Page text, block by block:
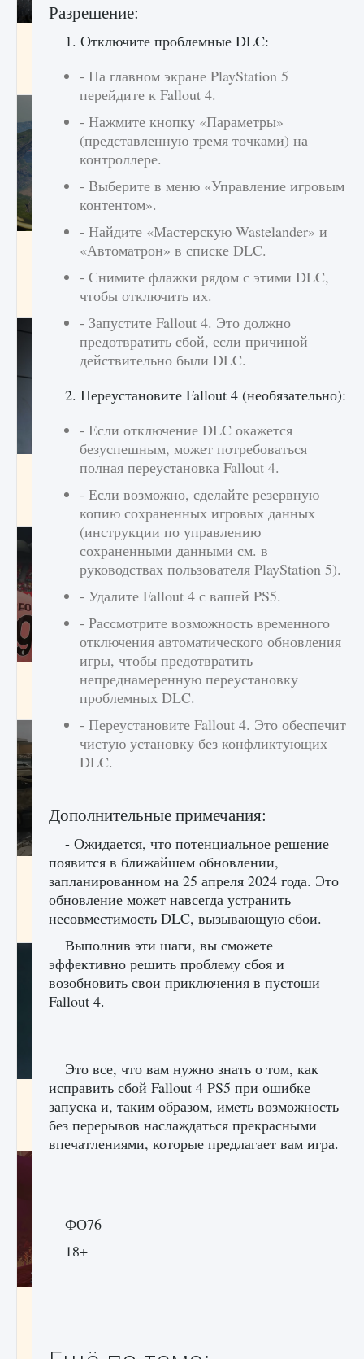
лицензии, лиги, команды и стадионы в EA
9 августа 2024 2 395 0 2
Как исправить ошибку Palworld EPalworld
«Идет сохранение мира — Невозможно
начать сохранение данных мира»
9 августа 2024 2 711
Все новые функции в режиме карьеры EA
9 августа 2024 2 096 0
Входят ли «Милан» и «Интер» в EA FC 25
9 августа 2024 2 064
Как исправить текстовую ошибку
пользовательского интерфейса Delta
Force Hawk Ops
9 августа 2024 1 945 0 0
Как проверить статус сервера Delta Force
Hawk Ops
9 августа 2024 1 286 0 0
Разрешение:
1. Отключите проблемные DLC:
- На главном экране PlayStation 5
перейдите к Fallout 4.
- Нажмите кнопку «Параметры»
(представленную тремя точками) на
контроллере.
- Выберите в меню «Управление игровым
контентом».
- Найдите «Мастерскую Wastelander» и
«Автоматрон» в списке DLC.
- Снимите флажки рядом с этими DLC,
чтобы отключить их.
- Запустите Fallout 4. Это должно
предотвратить сбой, если причиной
действительно были DLC.
2. Переустановите Fallout 4 (необязательно):
- Если отключение DLC окажется
безуспешным, может потребоваться
полная переустановка Fallout 4.
- Если возможно, сделайте резервную
копию сохраненных игровых данных
(инструкции по управлению
сохраненными данными см. в
руководствах пользователя PlayStation 5).
- Удалите Fallout 4 с вашей PS5.
- Рассмотрите возможность временного
отключения автоматического обновления
игры, чтобы предотвратить
непреднамеренную переустановку
проблемных DLC.
- Переустановите Fallout 4. Это обеспечит
чистую установку без конфликтующих
DLC.
Дополнительные примечания:
- Ожидается, что потенциальное решение
появится в ближайшем обновлении,
запланированном на 25 апреля 2024 года. Это
обновление может навсегда устранить
несовместимость DLC, вызывающую сбои.
Выполнив эти шаги, вы сможете
эффективно решить проблему сбоя и
возобновить свои приключения в пустоши
Fallout 4.
Это все, что вам нужно знать о том, как
исправить сбой Fallout 4 PS5 при ошибке
запуска и, таким образом, иметь возможность
без перерывов наслаждаться прекрасными
впечатлениями, которые предлагает вам игра.
ФО76
18+